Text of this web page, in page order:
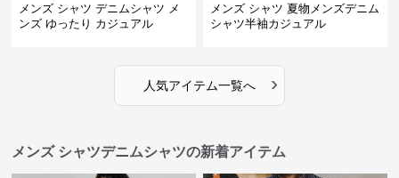
メンズ シャツ デニムシャツ メ
ンズ ゆったり カジュアル
メンズ シャツ 夏物メンズデニム
シャツ半袖カジュアル
人気アイテム一覧へ ›
メンズ シャツデニムシャツの新着アイテム